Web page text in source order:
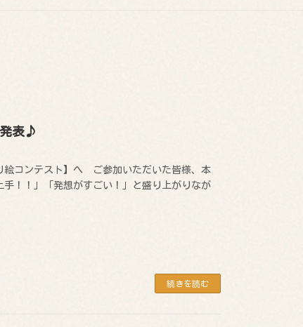
発表♪
絵コンテスト】へ ご参加いただいた皆様、本
！！」「発想がすごい！」と盛り上がりなが
続きを読む